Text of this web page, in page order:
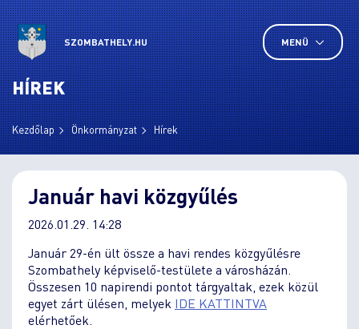
SZOMBATHELY.HU MENÜ
HÍREK
Kezdőlap Önkormányzat Hírek
Január havi közgyűlés
2026.01.29. 14:28
Január 29-én ült össze a havi rendes közgyűlésre
Szombathely képviselő-testülete a városházán.
Összesen 10 napirendi pontot tárgyaltak, ezek közül
egyet zárt ülésen, melyek IDE KATTINTVA
elérhetőek.